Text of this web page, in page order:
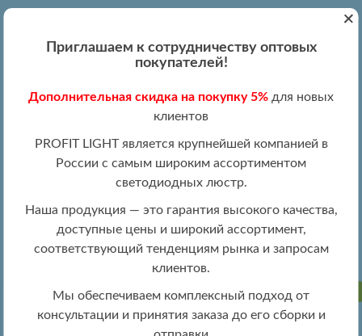
Регистрация
ПН-ПТ 09:00 - 19:00
info@profitlight.ru
Люстры оптом » Люстры LED оптом » 8464/4+4B WHT
ПРОДАНО
+
Приглашаем к сотрудничеству оптовых
покупателей!
Дополнительная скидка на покупку 5% для новых
клиентов
PROFIT LIGHT является крупнейшей компанией в
России с самым широким ассортиментом
светодиодных люстр.
Наша продукция — это гарантия высокого качества,
доступные цены и широкий ассортимент,
соответствующий тенденциям рынка и запросам
клиентов.
Мы обеспечиваем комплексный подход от
консультации и принятия заказа до его сборки и